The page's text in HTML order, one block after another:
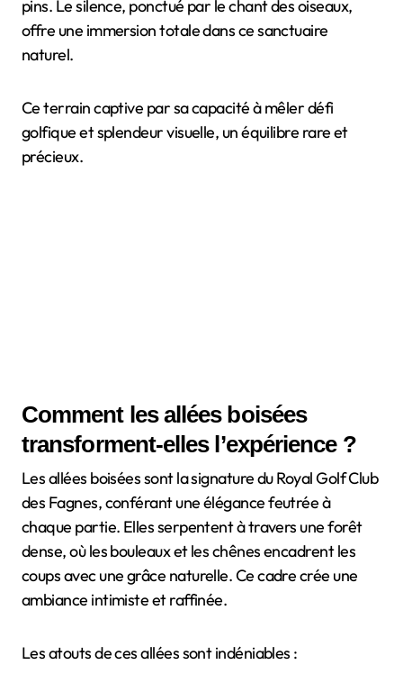
pins. Le silence, ponctué par le chant des oiseaux,
offre une immersion totale dans ce sanctuaire
naturel.
Ce terrain captive par sa capacité à mêler défi
golfique et splendeur visuelle, un équilibre rare et
précieux.
Comment les allées boisées
transforment-elles l’expérience ?
Les allées boisées sont la signature du Royal Golf Club
des Fagnes, conférant une élégance feutrée à
chaque partie. Elles serpentent à travers une forêt
dense, où les bouleaux et les chênes encadrent les
coups avec une grâce naturelle. Ce cadre crée une
ambiance intimiste et raffinée.
Les atouts de ces allées sont indéniables :